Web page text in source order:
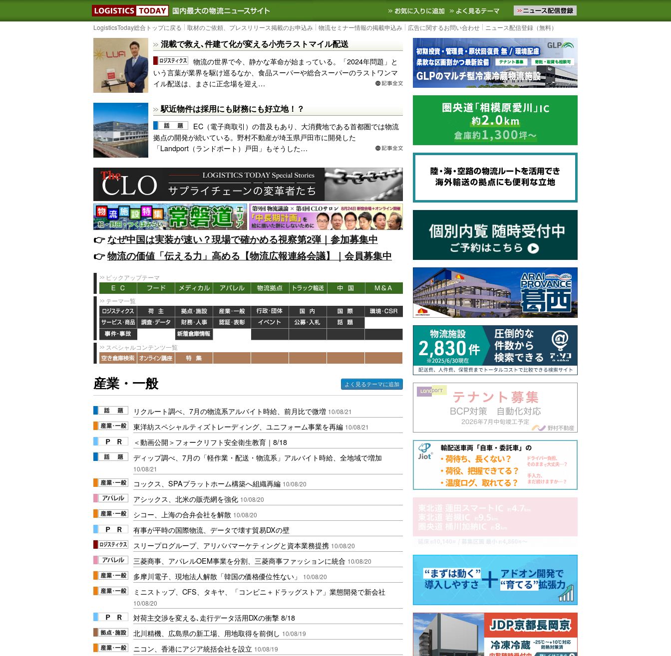
LOGISTICS TODAY｜国内最大の物流ニュースサイト3PL, SCMなど国内外の最新の物流ニュースをお届けします。物流ニュースメール配信を登録す
お気に入りに追加 よく見るテーマ
LogisticsToday総合トップに戻る 取材のご依頼、プレスリリース掲載のお申込み 物流セミナー情報の掲載申込み 広告に関するお問い合わせ ニュース配信登録（無料）
混載で救え､件建て化が変える小売ラストマイル配送
物流の世界で今、静かな革命が始まっている。「2024年問題」と
いう言葉が業界を駆け巡るなか、食品スーパーや総合スーパーのラストワンマ
イル配送は、まさに正念場を迎え…
駅近物件は採用にも財務にも好立地！？
EC（電子商取引）の普及もあり、大消費地である首都圏では物流
拠点の開発が続いている。野村不動産が埼玉県戸田市に開発した
「Landport（ランドポート）戸田」もそうした…
👉️なぜ中国は実装が速い？現場で確かめる視察第2弾｜参加募集中
👉️物流の価値「伝える力」高める【物流広報連絡会議】｜会員募集中
ピックアップテーマ
テーマ一覧
スペシャルコンテンツ一覧
産業・一般 よく見るテーマに追加
リクルート調べ、7月の物流系アルバイト時給、前月比で微増 10/08/21
東洋紡スペシャルティズトレーディング、ユニフォーム事業を再編 10/08/21
＜動画公開＞フォークリフト安全衛生教育｜8/18
ディップ調べ、7月の「軽作業・配送・物流系」アルバイト時給、全地域で増加
10/08/21
コックス、SPAプラットホーム構築へ組織再編 10/08/20
アシックス、北米の販売網を強化 10/08/20
シコー、上海の合弁会社を解散 10/08/20
有事が平時の国際物流、データで壊す貿易DXの壁
スリープログループ、アリババマーケティングと資本業務提携 10/08/20
三菱商事、アパレルOEM事業を分割、三菱商事ファッションに統合 10/08/20
多摩川電子、現地法人解散「韓国の価格優位性ない」 10/08/20
ミニストップ、CFS、タキヤ、「コンビニ＋ドラッグストア」業態開発で新会社
10/08/20
対荷主交渉を変える､走行データ活用DXの衝撃 8/18
北川精機、広島県の新工場、用地取得を前倒し 10/08/19
ニコン、香港にアジア統括会社を設立 10/08/19